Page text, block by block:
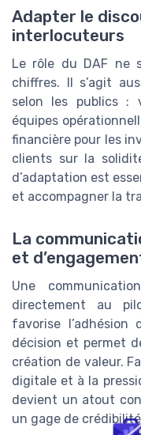
Adapter le
interlocuteurs
Le rôle du DAF ne
chiffres. Il s’agit
selon les publics :
équipes
financière pour les
clients sur la
d’adaptation est
et accompagner la
La
et
Une
directement au
favorise
décision et permet
création de valeur.
digitale et à la
devient un atout
un gage de